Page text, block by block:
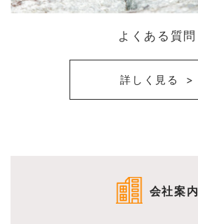
よくある質問
詳しく見る
会社案内